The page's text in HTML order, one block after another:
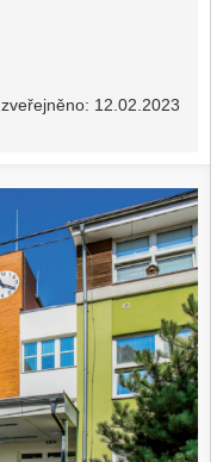
zveřejněno: 12.02.2023